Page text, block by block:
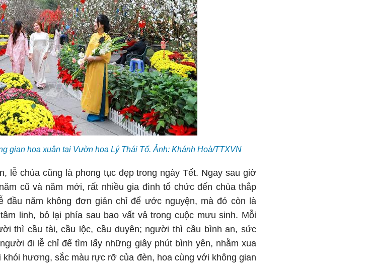
gian hoa xuân tại Vườn hoa Lý Thái Tổ. Ảnh: Khánh Hoà/TTXVN
lễ chùa cũng là phong tục đẹp trong ngày Tết. Ngay sau giờ
cũ và năm mới, rất nhiều gia đình tổ chức đến chùa thắp
năm không đơn giản chỉ để ước nguyện, mà đó còn là
linh, bỏ lại phía sau bao vất vả trong cuộc mưu sinh. Mỗi
thì cầu tài, cầu lộc, cầu duyên; người thì cầu bình an, sức
đi lễ chỉ để tìm lấy những giây phút bình yên, nhằm xua
hương, sắc màu rực rỡ của đèn, hoa cùng với không gian